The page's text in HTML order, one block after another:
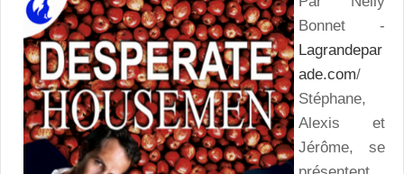
Bonnet -
Lagrandepar
ade.com/
Stéphane,
Alexis et
Jérôme, se